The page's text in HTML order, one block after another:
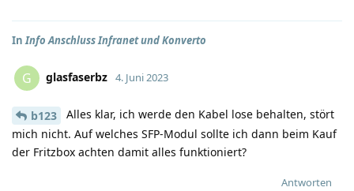
InInfo Anschluss Infranet und Konverto
G glasfaserbz 4. Juni 2023
b123
Alles klar, ich werde den Kabel lose behalten, stört
mich nicht. Auf welches SFP-Modul sollte ich dann beim Kauf
der Fritzbox achten damit alles funktioniert?
Antworten